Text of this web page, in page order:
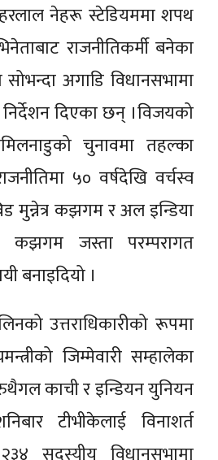
नेहरू स्टेडियममा शपथ
राजनीतिकर्मी बनेका
अगाडि विधानसभामा
दिएका छन् ।विजयको
चुनावमा तहल्का
५० वर्षदेखि वर्चस्व
मुन्नेत्र कझगम र अल इन्डिया
कझगम जस्ता परम्परागत
बनाइदियो ।
उत्तराधिकारीको रूपमा
जिम्मेवारी सम्हालेका
काची र इन्डियन युनियन
टीभीकेलाई विनाशर्त